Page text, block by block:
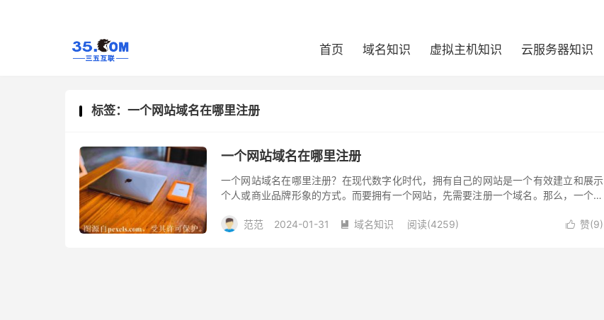
首页 域名知识 虚拟主机知识 云服务器知识
标签：一个网站域名在哪里注册
一个网站域名在哪里注册
一个网站域名在哪里注册？在现代数字化时代，拥有自己的网站是一个有效建立和展示
个人或商业品牌形象的方式。而要拥有一个网站，先需要注册一个域名。那么，一个网
服务商，如三五互联等。
范范 2024-01-31  域名知识 阅读(4259)  赞(9)